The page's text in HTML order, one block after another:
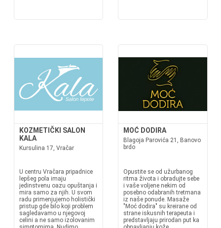
KOZMETIČKI SALON
KALA
Kursulina 17, Vračar
U centru Vračara pripadnice
lepšeg pola imaju
jedinstvenu oazu opuštanja i
mira samo za njih. U svom
radu primenjujemo holistički
pristup gde bilo koji problem
sagledavamo u njegovoj
celini a ne samo izolovanim
MOĆ DODIRA
Blagoja Parovića 21, Banovo
brdo
Opustite se od užurbanog
ritma života i obradujte sebe
i vaše voljene nekim od
posebno odabranih tretmana
iz naše ponude. Masaže
"Moć dodira" su kreirane od
strane iskusnih terapeuta i
predstavljaju prirodan put ka